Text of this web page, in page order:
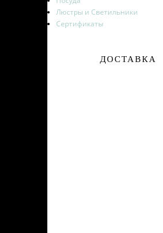
Люстры и Светильники
Сертификаты
ДОСТАВКА